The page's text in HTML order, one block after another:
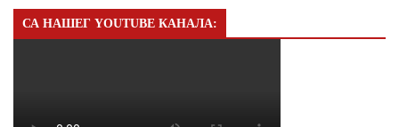
СА НАШЕГ YOUTUBE КАНАЛА: